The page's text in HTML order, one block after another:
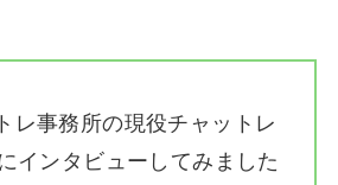
レ事務所の現役チャットレ
インタビューしてみました